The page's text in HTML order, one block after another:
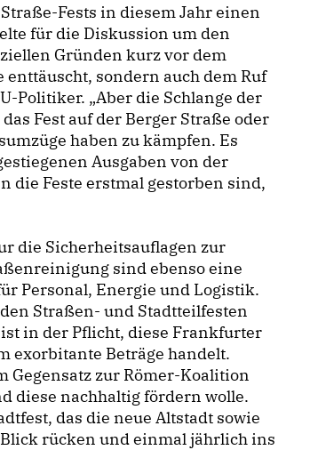
Fests in diesem Jahr einen
für die Diskussion um den
Gründen kurz vor dem
sondern auch dem Ruf
Politiker. „Aber die Schlange der
Fest auf der Berger Straße oder
haben zu kämpfen. Es
Ausgaben von der
die Feste erstmal gestorben sind,
die Sicherheitsauflagen zur
sind ebenso eine
Personal, Energie und Logistik.
Straßen- und Stadtteilfesten
in der Pflicht, diese Frankfurter
exorbitante Beträge handelt.
Gegensatz zur Römer-Koalition
diese nachhaltig fördern wolle.
das die neue Altstadt sowie
rücken und einmal jährlich ins